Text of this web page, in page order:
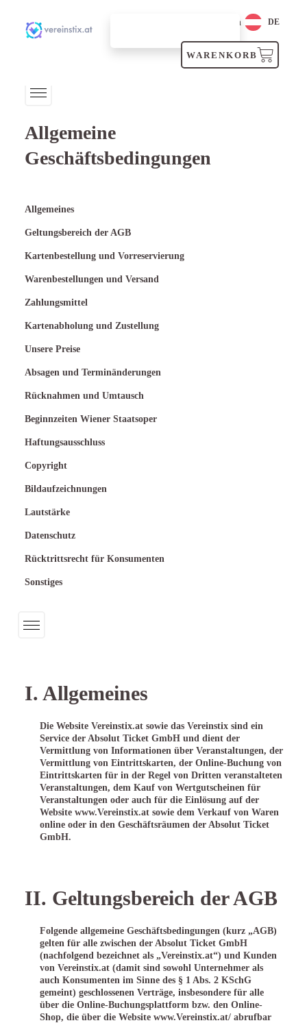
Login DE
WARENKORB
Allgemeine
Geschäftsbedingungen
Allgemeines
Geltungsbereich der AGB
Kartenbestellung und Vorreservierung
Warenbestellungen und Versand
Zahlungsmittel
Kartenabholung und Zustellung
Unsere Preise
Absagen und Terminänderungen
Rücknahmen und Umtausch
Beginnzeiten Wiener Staatsoper
Haftungsausschluss
Copyright
Bildaufzeichnungen
Lautstärke
Datenschutz
Rücktrittsrecht für Konsumenten
Sonstiges
I. Allgemeines
Die Website Vereinstix.at sowie das Vereinstix sind ein
Service der Absolut Ticket GmbH und dient der
Vermittlung von Informationen über Veranstaltungen, der
Vermittlung von Eintrittskarten, der Online-Buchung von
Eintrittskarten für in der Regel von Dritten veranstalteten
Veranstaltungen, dem Kauf von Wertgutscheinen für
Veranstaltungen oder auch für die Einlösung auf der
Website www.Vereinstix.at sowie dem Verkauf von Waren
online oder in den Geschäftsräumen der Absolut Ticket
GmbH.
II. Geltungsbereich der AGB
Folgende allgemeine Geschäftsbedingungen (kurz „AGB)
gelten für alle zwischen der Absolut Ticket GmbH
(nachfolgend bezeichnet als „Vereinstix.at“) und Kunden
von Vereinstix.at (damit sind sowohl Unternehmer als
auch Konsumenten im Sinne des § 1 Abs. 2 KSchG
gemeint) geschlossenen Verträge, insbesondere für alle
über die Online-Buchungsplattform bzw. den Online-
Shop, die über die Website www.Vereinstix.at/ abrufbar